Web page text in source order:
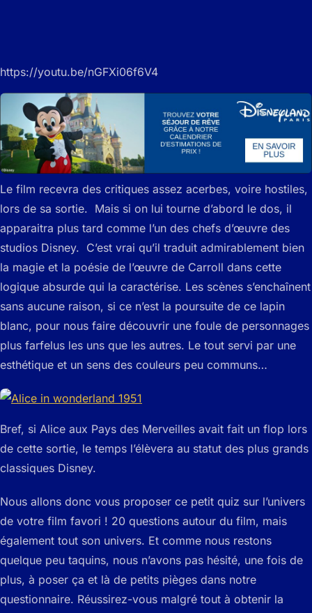
https://youtu.be/nGFXi06f6V4
Le film recevra des critiques assez acerbes, voire hostiles,
lors de sa sortie. Mais si on lui tourne d’abord le dos, il
apparaitra plus tard comme l’un des chefs d’œuvre des
studios Disney. C’est vrai qu’il traduit admirablement bien
la magie et la poésie de l’œuvre de Carroll dans cette
logique absurde qui la caractérise. Les scènes s’enchaînent
sans aucune raison, si ce n’est la poursuite de ce lapin
blanc, pour nous faire découvrir une foule de personnages
plus farfelus les uns que les autres. Le tout servi par une
esthétique et un sens des couleurs peu communs…
Bref, si Alice aux Pays des Merveilles avait fait un flop lors
de cette sortie, le temps l’élèvera au statut des plus grands
classiques Disney.
Nous allons donc vous proposer ce petit quiz sur l’univers
de votre film favori ! 20 questions autour du film, mais
également tout son univers. Et comme nous restons
quelque peu taquins, nous n’avons pas hésité, une fois de
plus, à poser ça et là de petits pièges dans notre
questionnaire. Réussirez-vous malgré tout à obtenir la